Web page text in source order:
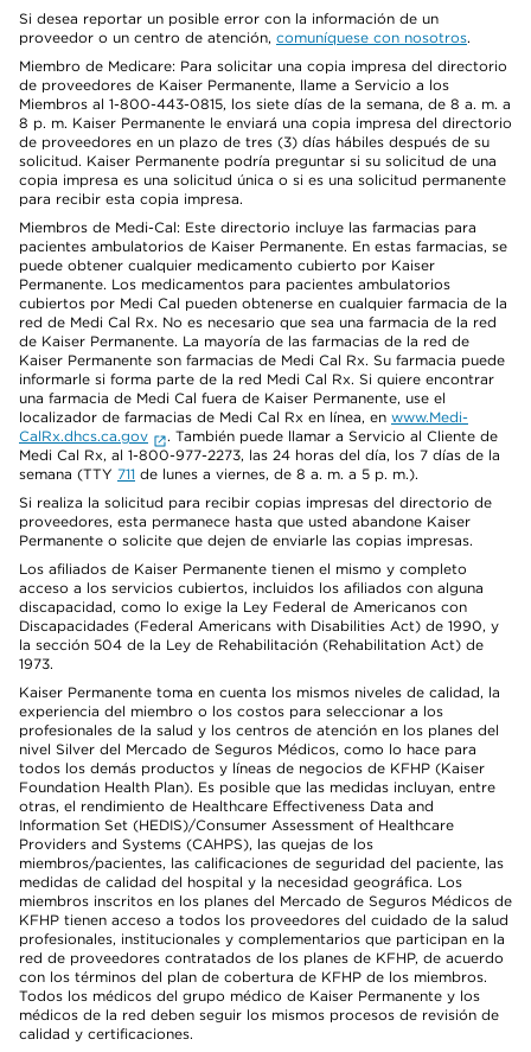
Si desea reportar un posible error con la información de un
proveedor o un centro de atención, comuníquese con nosotros.
Miembro de Medicare: Para solicitar una copia impresa del directorio
de proveedores de Kaiser Permanente, llame a Servicio a los
Miembros al 1-800-443-0815, los siete días de la semana, de 8 a. m. a
8 p. m. Kaiser Permanente le enviará una copia impresa del directorio
de proveedores en un plazo de tres (3) días hábiles después de su
solicitud. Kaiser Permanente podría preguntar si su solicitud de una
copia impresa es una solicitud única o si es una solicitud permanente
para recibir esta copia impresa.
Miembros de Medi-Cal: Este directorio incluye las farmacias para
pacientes ambulatorios de Kaiser Permanente. En estas farmacias, se
puede obtener cualquier medicamento cubierto por Kaiser
Permanente. Los medicamentos para pacientes ambulatorios
cubiertos por Medi Cal pueden obtenerse en cualquier farmacia de la
red de Medi Cal Rx. No es necesario que sea una farmacia de la red
de Kaiser Permanente. La mayoría de las farmacias de la red de
Kaiser Permanente son farmacias de Medi Cal Rx. Su farmacia puede
informarle si forma parte de la red Medi Cal Rx. Si quiere encontrar
una farmacia de Medi Cal fuera de Kaiser Permanente, use el
localizador de farmacias de Medi Cal Rx en línea, en www.Medi-
CalRx.dhcs.ca.gov
. También puede llamar a Servicio al Cliente de
Medi Cal Rx, al 1-800-977-2273, las 24 horas del día, los 7 días de la
semana (TTY 711 de lunes a viernes, de 8 a. m. a 5 p. m.).
Si realiza la solicitud para recibir copias impresas del directorio de
proveedores, esta permanece hasta que usted abandone Kaiser
Permanente o solicite que dejen de enviarle las copias impresas.
Los afiliados de Kaiser Permanente tienen el mismo y completo
acceso a los servicios cubiertos, incluidos los afiliados con alguna
discapacidad, como lo exige la Ley Federal de Americanos con
Discapacidades (Federal Americans with Disabilities Act) de 1990, y
la sección 504 de la Ley de Rehabilitación (Rehabilitation Act) de
1973.
Kaiser Permanente toma en cuenta los mismos niveles de calidad, la
experiencia del miembro o los costos para seleccionar a los
profesionales de la salud y los centros de atención en los planes del
nivel Silver del Mercado de Seguros Médicos, como lo hace para
todos los demás productos y líneas de negocios de KFHP (Kaiser
Foundation Health Plan). Es posible que las medidas incluyan, entre
otras, el rendimiento de Healthcare Effectiveness Data and
Information Set (HEDIS)/Consumer Assessment of Healthcare
Providers and Systems (CAHPS), las quejas de los
miembros/pacientes, las calificaciones de seguridad del paciente, las
medidas de calidad del hospital y la necesidad geográfica. Los
miembros inscritos en los planes del Mercado de Seguros Médicos de
KFHP tienen acceso a todos los proveedores del cuidado de la salud
profesionales, institucionales y complementarios que participan en la
red de proveedores contratados de los planes de KFHP, de acuerdo
con los términos del plan de cobertura de KFHP de los miembros.
Todos los médicos del grupo médico de Kaiser Permanente y los
médicos de la red deben seguir los mismos procesos de revisión de
calidad y certificaciones.